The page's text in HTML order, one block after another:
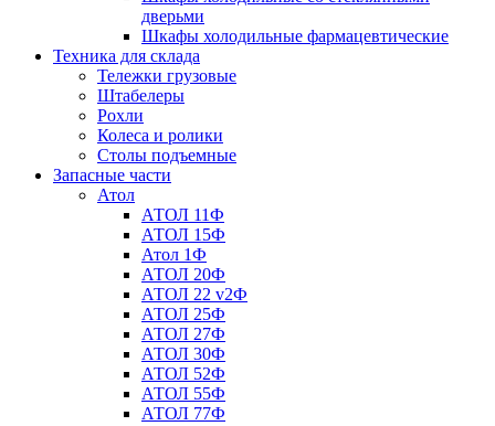
дверьми
Шкафы холодильные фармацевтические
Техника для склада
Тележки грузовые
Штабелеры
Рохли
Колеса и ролики
Столы подъемные
Запасные части
Атол
АТОЛ 11Ф
АТОЛ 15Ф
Атол 1Ф
АТОЛ 20Ф
АТОЛ 22 v2Ф
АТОЛ 25Ф
АТОЛ 27Ф
АТОЛ 30Ф
АТОЛ 52Ф
АТОЛ 55Ф
АТОЛ 77Ф